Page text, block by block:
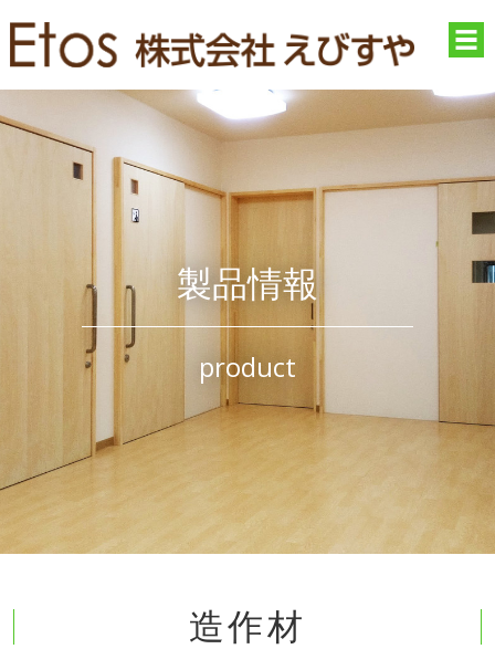
製品情報
product
造作材